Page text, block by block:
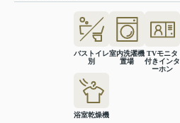
バストイレ
別
室内洗濯機
置場
TVモニタ
付きインタ
ーホン
浴室乾燥機